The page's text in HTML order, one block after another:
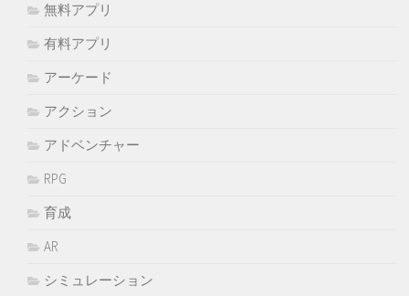
無料アプリ
有料アプリ
アーケード
アクション
アドベンチャー
RPG
育成
AR
シミュレーション